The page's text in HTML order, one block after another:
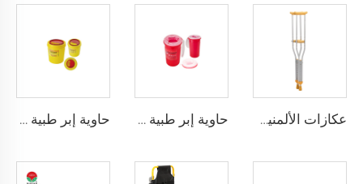
عكازات الألمنيوم XHE-10 حاوية إبر طبية مقاومة للثقب XHE-08 حاوية إبر طبية دائرية XHE-08